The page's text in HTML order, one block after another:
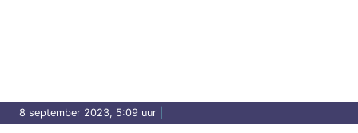
8 september 2023, 5:09 uur